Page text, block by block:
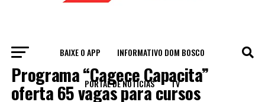
BAIXE O APP INFORMATIVO DOM BOSCO
PORTAL DE NOTÍCIAS TV
VAGAS
Programa “Cagece Capacita”
oferta 65 vagas para cursos